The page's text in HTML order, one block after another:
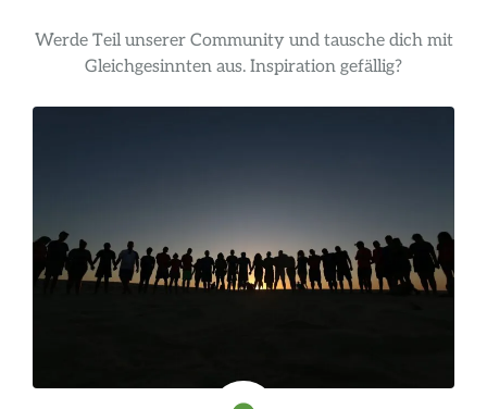
Werde Teil unserer Community und tausche dich mit
Gleichgesinnten aus. Inspiration gefällig?